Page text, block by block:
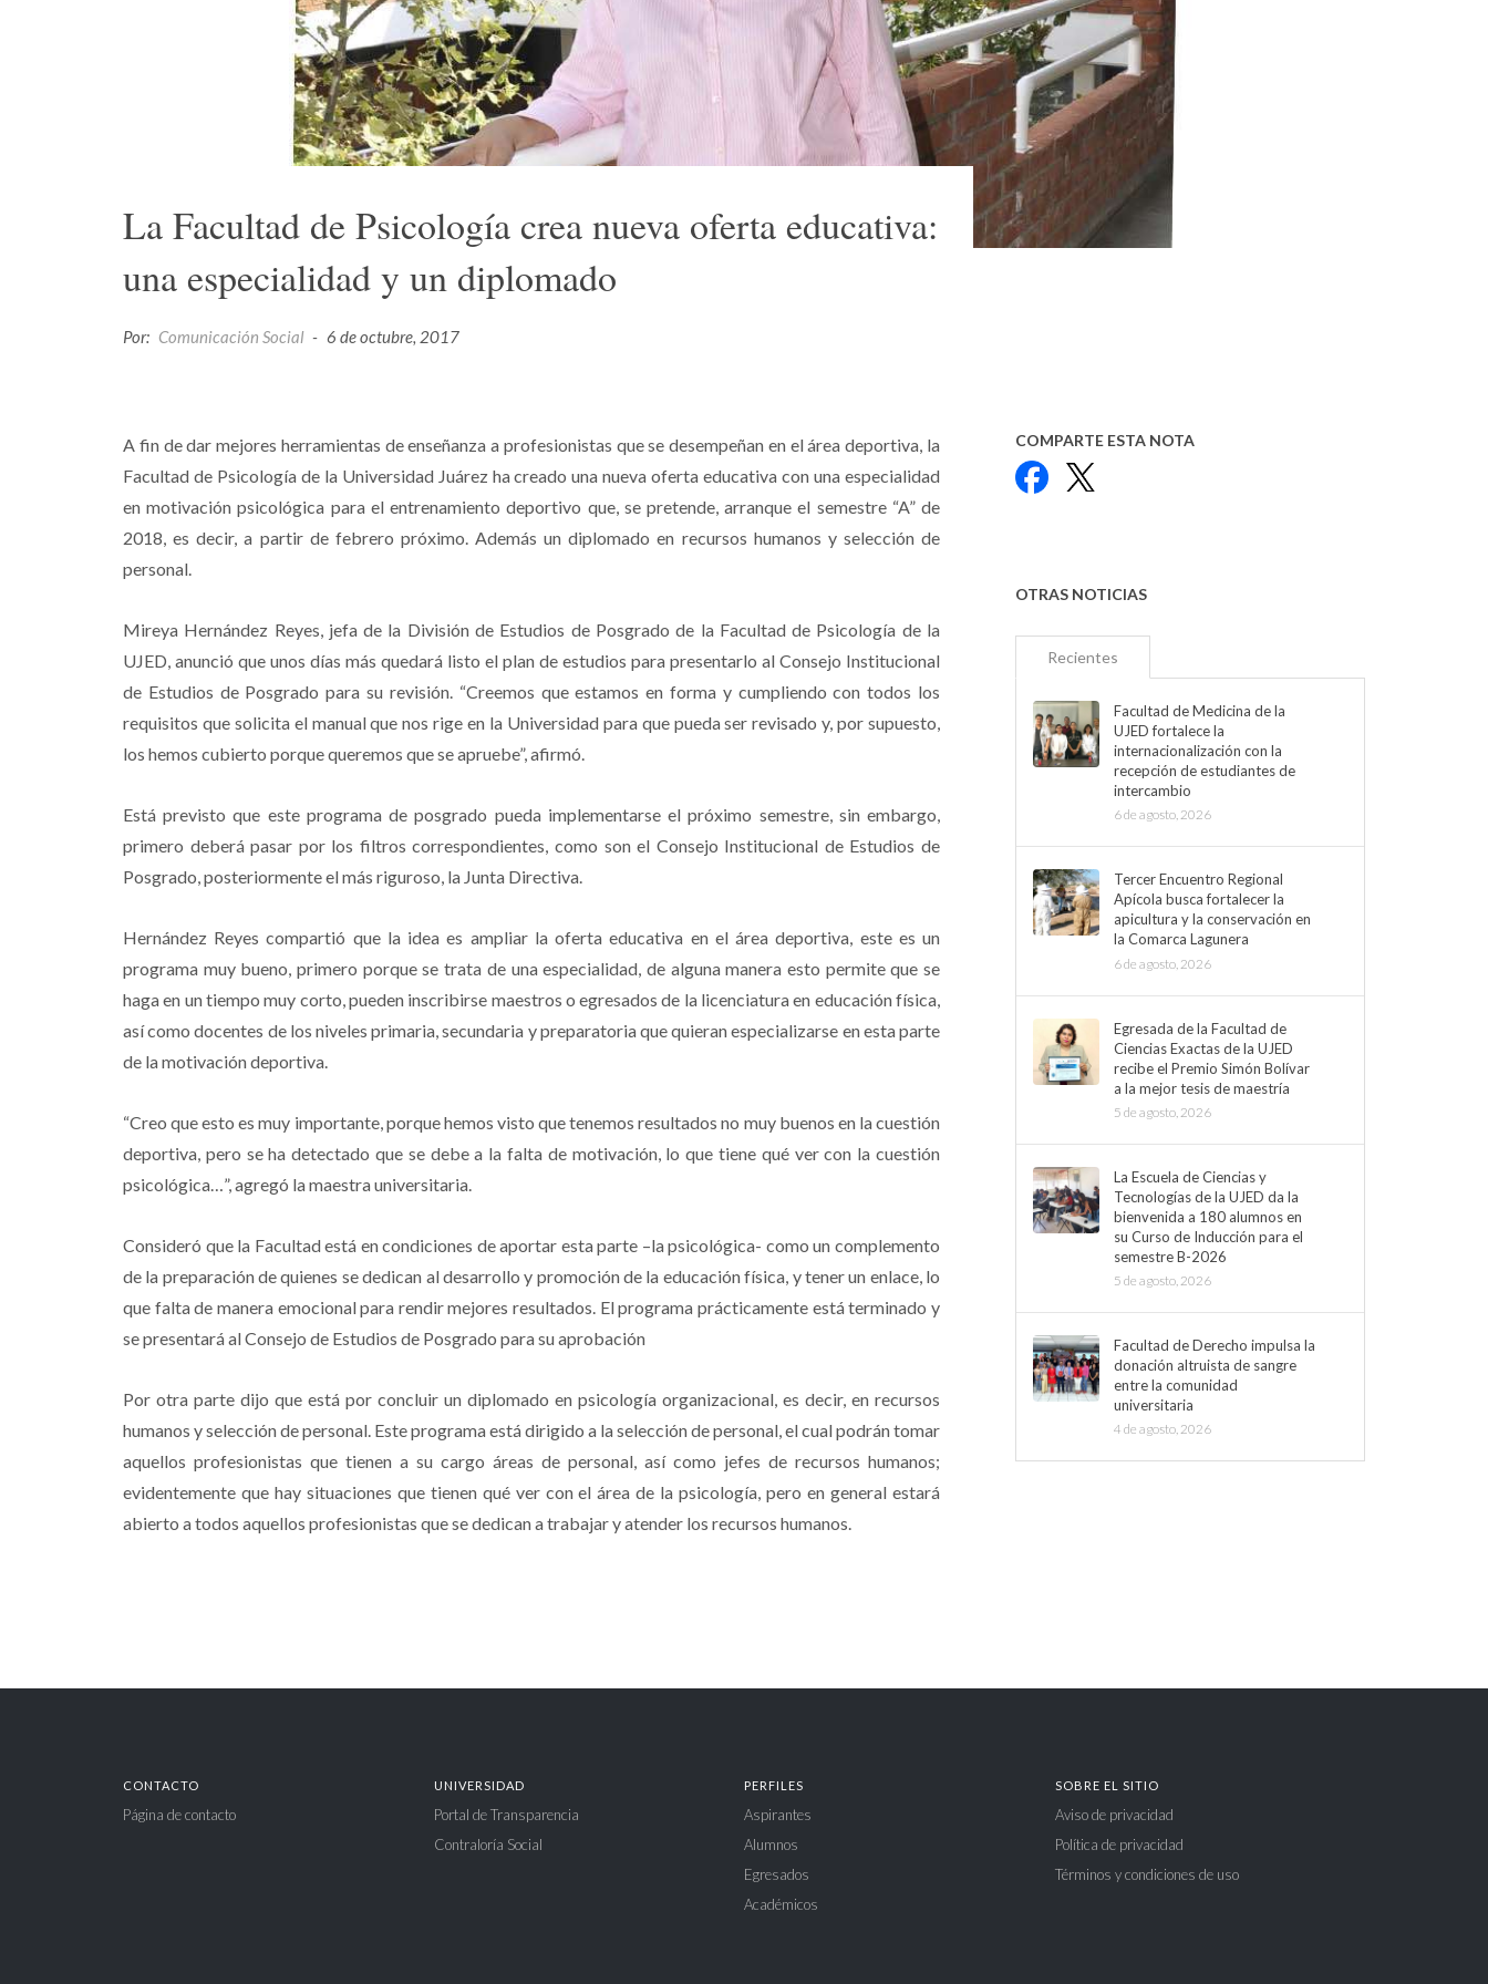
La Facultad de Psicología crea nueva oferta educativa:
una especialidad y un diplomado
Por: Comunicación Social - 6 de octubre, 2017
A fin de dar mejores herramientas de enseñanza a profesionistas que se desempeñan en el área deportiva, la
Facultad de Psicología de la Universidad Juárez ha creado una nueva oferta educativa con una especialidad
en motivación psicológica para el entrenamiento deportivo que, se pretende, arranque el semestre “A” de
2018, es decir, a partir de febrero próximo. Además un diplomado en recursos humanos y selección de
personal.
Mireya Hernández Reyes, jefa de la División de Estudios de Posgrado de la Facultad de Psicología de la
UJED, anunció que unos días más quedará listo el plan de estudios para presentarlo al Consejo Institucional
de Estudios de Posgrado para su revisión. “Creemos que estamos en forma y cumpliendo con todos los
requisitos que solicita el manual que nos rige en la Universidad para que pueda ser revisado y, por supuesto,
los hemos cubierto porque queremos que se apruebe”, afirmó.
Está previsto que este programa de posgrado pueda implementarse el próximo semestre, sin embargo,
primero deberá pasar por los filtros correspondientes, como son el Consejo Institucional de Estudios de
Posgrado, posteriormente el más riguroso, la Junta Directiva.
Hernández Reyes compartió que la idea es ampliar la oferta educativa en el área deportiva, este es un
programa muy bueno, primero porque se trata de una especialidad, de alguna manera esto permite que se
haga en un tiempo muy corto, pueden inscribirse maestros o egresados de la licenciatura en educación física,
así como docentes de los niveles primaria, secundaria y preparatoria que quieran especializarse en esta parte
de la motivación deportiva.
“Creo que esto es muy importante, porque hemos visto que tenemos resultados no muy buenos en la cuestión
deportiva, pero se ha detectado que se debe a la falta de motivación, lo que tiene qué ver con la cuestión
psicológica…”, agregó la maestra universitaria.
Consideró que la Facultad está en condiciones de aportar esta parte –la psicológica- como un complemento
de la preparación de quienes se dedican al desarrollo y promoción de la educación física, y tener un enlace, lo
que falta de manera emocional para rendir mejores resultados. El programa prácticamente está terminado y
se presentará al Consejo de Estudios de Posgrado para su aprobación
Por otra parte dijo que está por concluir un diplomado en psicología organizacional, es decir, en recursos
humanos y selección de personal. Este programa está dirigido a la selección de personal, el cual podrán tomar
aquellos profesionistas que tienen a su cargo áreas de personal, así como jefes de recursos humanos;
evidentemente que hay situaciones que tienen qué ver con el área de la psicología, pero en general estará
abierto a todos aquellos profesionistas que se dedican a trabajar y atender los recursos humanos.
COMPARTE ESTA NOTA
Facebook
OTRAS NOTICIAS
Recientes
Facultad de Medicina de la
UJED fortalece la
internacionalización con la
recepción de estudiantes de
intercambio
6 de agosto, 2026
Tercer Encuentro Regional
Apícola busca fortalecer la
apicultura y la conservación en
la Comarca Lagunera
6 de agosto, 2026
Egresada de la Facultad de
Ciencias Exactas de la UJED
recibe el Premio Simón Bolívar
a la mejor tesis de maestría
5 de agosto, 2026
La Escuela de Ciencias y
Tecnologías de la UJED da la
bienvenida a 180 alumnos en
su Curso de Inducción para el
semestre B-2026
5 de agosto, 2026
Facultad de Derecho impulsa la
donación altruista de sangre
entre la comunidad
universitaria
4 de agosto, 2026
CONTACTO
Página de contacto
UNIVERSIDAD
Portal de Transparencia
Contraloría Social
PERFILES
Aspirantes
Alumnos
Egresados
Académicos
SOBRE EL SITIO
Aviso de privacidad
Política de privacidad
Términos y condiciones de uso